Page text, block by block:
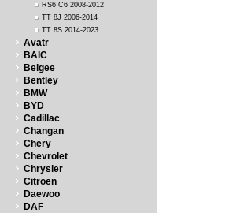
RS6 C6 2008-2012
TT 8J 2006-2014
TT 8S 2014-2023
Avatr
BAIC
Belgee
Bentley
BMW
BYD
Cadillac
Changan
Chery
Chevrolet
Chrysler
Citroen
Daewoo
DAF